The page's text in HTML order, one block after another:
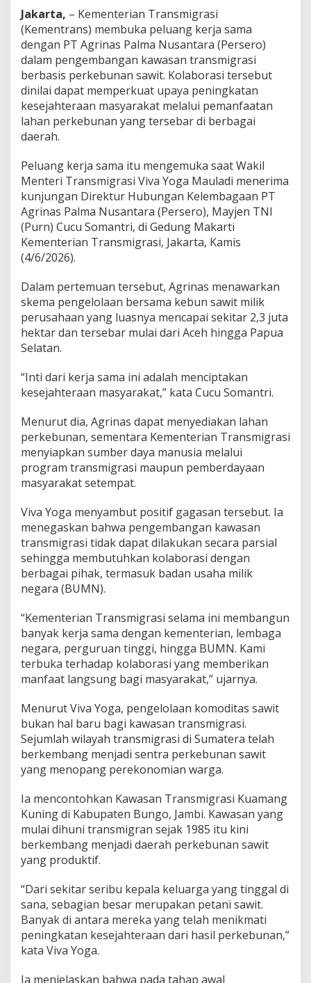
a
r
S
a
w
t
,
T
r
m
i
g
r
a
s
i
a
r
a
h
k
u
n
t
k
P
e
r
k
u
K
e
s
e
j
e
r
a
a
n
Jakarta, – Kementerian Transmigrasi
(Kementrans) membuka peluang kerja sama
dengan PT Agrinas Palma Nusantara (Persero)
dalam pengembangan kawasan transmigrasi
berbasis perkebunan sawit. Kolaborasi tersebut
dinilai dapat memperkuat upaya peningkatan
kesejahteraan masyarakat melalui pemanfaatan
lahan perkebunan yang tersebar di berbagai
daerah.
Peluang kerja sama itu mengemuka saat Wakil
Menteri Transmigrasi Viva Yoga Mauladi menerima
kunjungan Direktur Hubungan Kelembagaan PT
Agrinas Palma Nusantara (Persero), Mayjen TNI
(Purn) Cucu Somantri, di Gedung Makarti
Kementerian Transmigrasi, Jakarta, Kamis
(4/6/2026).
Dalam pertemuan tersebut, Agrinas menawarkan
skema pengelolaan bersama kebun sawit milik
perusahaan yang luasnya mencapai sekitar 2,3 juta
hektar dan tersebar mulai dari Aceh hingga Papua
Selatan.
“Inti dari kerja sama ini adalah menciptakan
kesejahteraan masyarakat,” kata Cucu Somantri.
Menurut dia, Agrinas dapat menyediakan lahan
perkebunan, sementara Kementerian Transmigrasi
menyiapkan sumber daya manusia melalui
program transmigrasi maupun pemberdayaan
masyarakat setempat.
Viva Yoga menyambut positif gagasan tersebut. Ia
menegaskan bahwa pengembangan kawasan
transmigrasi tidak dapat dilakukan secara parsial
sehingga membutuhkan kolaborasi dengan
berbagai pihak, termasuk badan usaha milik
negara (BUMN).
“Kementerian Transmigrasi selama ini membangun
banyak kerja sama dengan kementerian, lembaga
negara, perguruan tinggi, hingga BUMN. Kami
terbuka terhadap kolaborasi yang memberikan
manfaat langsung bagi masyarakat,” ujarnya.
Menurut Viva Yoga, pengelolaan komoditas sawit
bukan hal baru bagi kawasan transmigrasi.
Sejumlah wilayah transmigrasi di Sumatera telah
berkembang menjadi sentra perkebunan sawit
yang menopang perekonomian warga.
Ia mencontohkan Kawasan Transmigrasi Kuamang
Kuning di Kabupaten Bungo, Jambi. Kawasan yang
mulai dihuni transmigran sejak 1985 itu kini
berkembang menjadi daerah perkebunan sawit
yang produktif.
“Dari sekitar seribu kepala keluarga yang tinggal di
sana, sebagian besar merupakan petani sawit.
Banyak di antara mereka yang telah menikmati
peningkatan kesejahteraan dari hasil perkebunan,”
kata Viva Yoga.
Ia menjelaskan bahwa pada tahap awal